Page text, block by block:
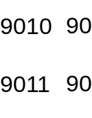
9010
9011